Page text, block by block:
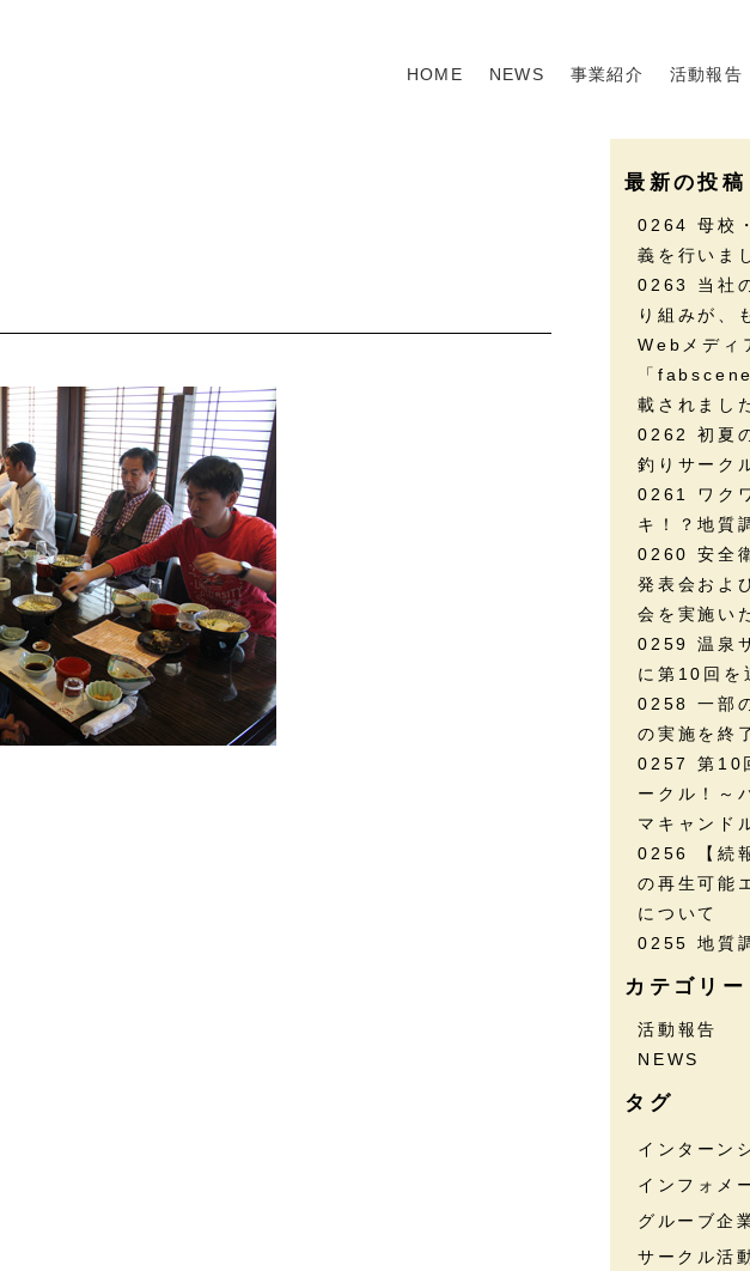
HOME NEWS 事業紹介 活動報告
最新の投稿
0264 母校
義を行いま
0263 当社
り組みが、
Webメディ
「
載されまし
0262 初夏
釣りサーク
0261 ワク
キ！？地質
0260 安全
発表会およ
会を実施い
0259 温泉
に第10回を
0258 一部
の実施を終
0257 第10
ークル！～
マキャンド
0256 【続
の再生可能
について
0255 地質
カテゴリー
活動報告
NEWS
タグ
インターン
インフォメ
グルーブ企
サークル活